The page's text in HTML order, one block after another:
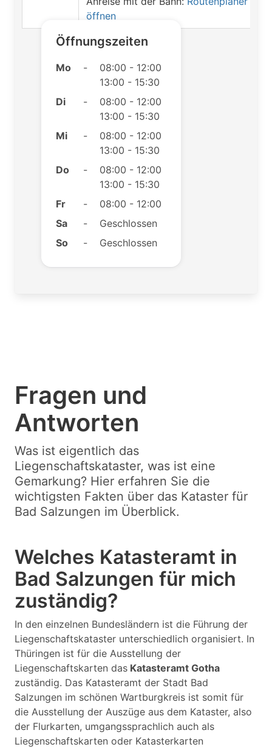
öffnen
Öffnungszeiten
Mo -
08:00 - 12:00
13:00 - 15:30
Di
-
08:00 - 12:00
13:00 - 15:30
Mi
-
08:00 - 12:00
13:00 - 15:30
Do
-
08:00 - 12:00
13:00 - 15:30
Fr
-
08:00 - 12:00
Sa
-
Geschlossen
So
- Geschlossen
Fragen und
Antworten
Was ist eigentlich das
Liegenschaftskataster, was ist eine
Gemarkung? Hier erfahren Sie die
wichtigsten Fakten über das Kataster für
Bad Salzungen im Überblick.
Welches Katasteramt in
Bad Salzungen für mich
zuständig?
In den einzelnen Bundesländern ist die Führung der
Liegenschaftskataster unterschiedlich organisiert. In
Thüringen ist für die Ausstellung der
Liegenschaftskarten das Katasteramt Gotha
zuständig. Das Katasteramt der Stadt Bad
Salzungen im schönen Wartburgkreis ist somit für
die Ausstellung der Auszüge aus dem Kataster, also
der Flurkarten, umgangssprachlich auch als
Liegenschaftskarten oder Katasterkarten